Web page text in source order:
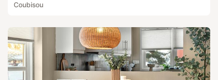
Coubisou